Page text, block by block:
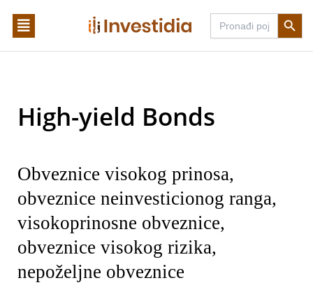
Search
for:
Search
High-yield Bonds
Obveznice visokog prinosa,
obveznice neinvesticionog ranga,
visokoprinosne obveznice,
obveznice visokog rizika,
nepoželjne obveznice